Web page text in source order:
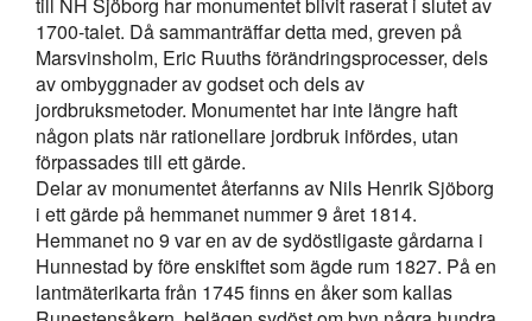
till NH Sjöborg har monumentet blivit raserat i slutet av
1700-talet. Då sammanträffar detta med, greven på
Marsvinsholm, Eric Ruuths förändringsprocesser, dels
av ombyggnader av godset och dels av
jordbruksmetoder. Monumentet har inte längre haft
någon plats när rationellare jordbruk infördes, utan
förpassades till ett gärde.
Delar av monumentet återfanns av Nils Henrik Sjöborg
i ett gärde på hemmanet nummer 9 året 1814.
Hemmanet no 9 var en av de sydöstligaste gårdarna i
Hunnestad by före enskiftet som ägde rum 1827. På en
lantmäterikarta från 1745 finns en åker som kallas